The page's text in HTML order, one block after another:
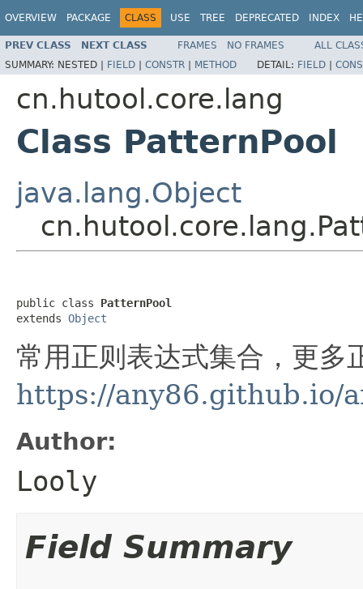
OVERVIEW PACKAGE CLASS USE TREE DEPRECATED INDEX
PREV CLASS NEXT CLASS FRAMES NO FRAMES
ALL
SUMMARY: NESTED | FIELD | CONSTR | METHOD DETAIL: FIELD |
cn.hutool.core.lang
Class PatternPool
java.lang.Object
public class PatternPool
extends Object
常用正则表达式集合，更多
https://any86.github.io/
Author:
Looly
Field Summary